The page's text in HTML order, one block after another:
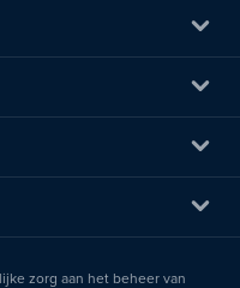
zorg aan het beheer van